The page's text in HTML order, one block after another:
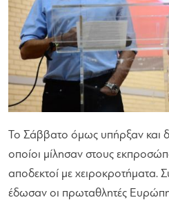
Το Σάββατο όμως υπήρξαν και
οποίοι μίλησαν στους
αποδεκτοί με χειροκροτήματα.
έδωσαν οι πρωταθλητές